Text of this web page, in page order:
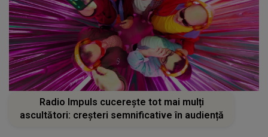
Radio Impuls cucerește tot mai mulți
ascultători: creșteri semnificative în audiență